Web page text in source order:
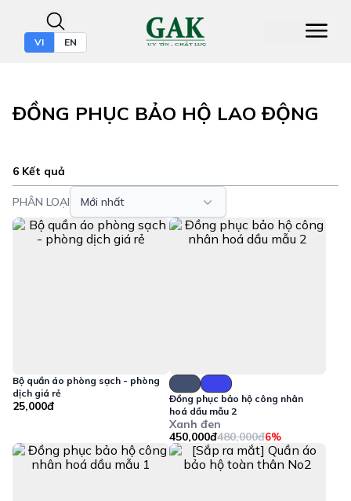
VI EN
ĐỒNG PHỤC BẢO HỘ LAO ĐỘNG
6 Kết quả
PHÂN LOẠI Mới nhất
Bộ quần áo phòng sạch - phòng
dịch giá rẻ
25,000đ
Đồng phục bảo hộ công nhân
hoá dầu mẫu 2
Xanh đen
450,000đ480,000đ6%